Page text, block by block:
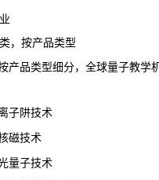
按产品类型
型细分，全球量子教学机
阱技术
技术
子技术